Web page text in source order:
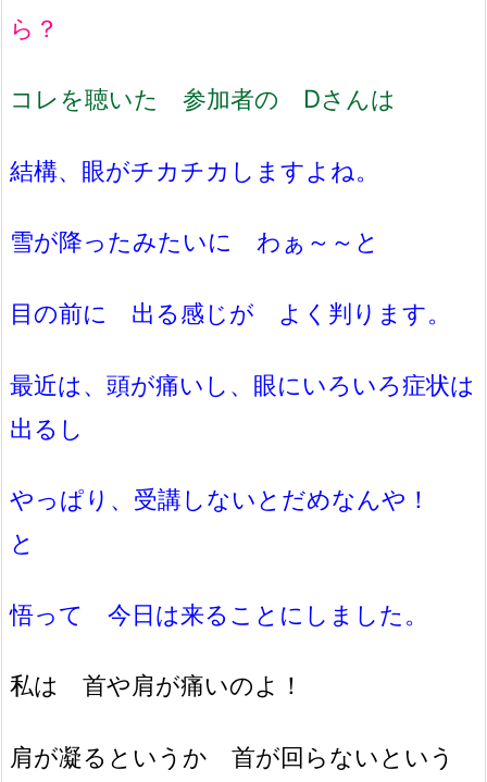
ら？
コレを聴いた 参加者の Dさんは
結構、眼がチカチカしますよね。
雪が降ったみたいに わぁ～～と
目の前に 出る感じが よく判ります。
最近は、頭が痛いし、眼にいろいろ症状は
出るし
やっぱり、受講しないとだめなんや！
と
悟って 今日は来ることにしました。
私は 首や肩が痛いのよ！
肩が凝るというか 首が回らないという